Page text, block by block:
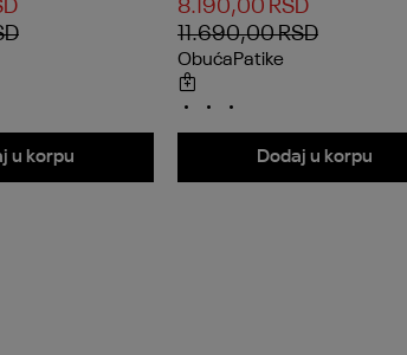
u korpu
8.190,00 RSD
11.690,00RSD
ObućaPatike
Dodaj u korpu